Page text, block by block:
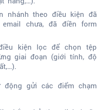
nhánh theo điều kiện đã
chưa, đã điền form
kiện lọc để chọn tệp
giai đoạn (giới tính, độ
gửi các điểm chạm